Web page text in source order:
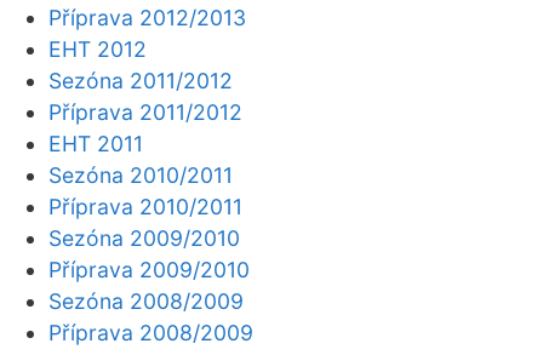
Příprava 2012/2013
EHT 2012
Sezóna 2011/2012
Příprava 2011/2012
EHT 2011
Sezóna 2010/2011
Příprava 2010/2011
Sezóna 2009/2010
Příprava 2009/2010
Sezóna 2008/2009
Příprava 2008/2009